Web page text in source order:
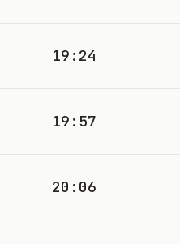
19:24
19:57
20:06